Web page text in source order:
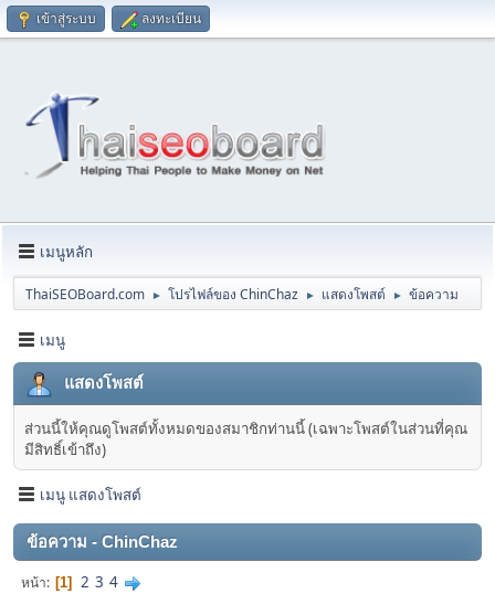
เข้าสู่ระบบ ลงทะเบียน
เมนูหลัก
ThaiSEOBoard.com ► โปรไฟล์ของ ChinChaz ► แสดงโพสต์ ► ข้อความ
เมนู
แสดงโพสต์
ส่วนนี้ให้คุณดูโพสต์ทั้งหมดของสมาชิกท่านนี้ (เฉพาะโพสต์ในส่วนที่คุณ
มีสิทธิ์เข้าถึง)
เมนู แสดงโพสต์
ข้อความ - ChinChaz
หน้า 1 2 3 4